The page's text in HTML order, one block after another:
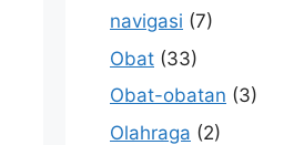
navigasi (7)
Obat (33)
Obat-obatan (3)
Olahraga (2)